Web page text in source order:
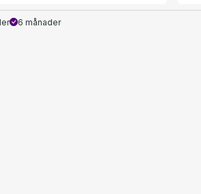
6 månader